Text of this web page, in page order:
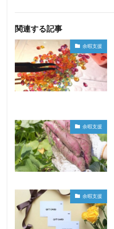
関連する記事
余暇支援
余暇支援
余暇支援